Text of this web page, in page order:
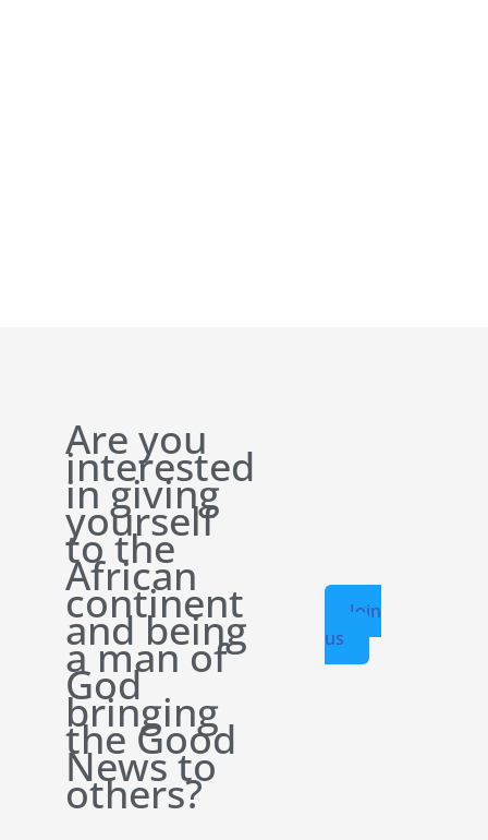
Are you
interested
in giving
yourself
to the
African
continent
and being
a man of
God
bringing
the Good
News to
others?
Join
us